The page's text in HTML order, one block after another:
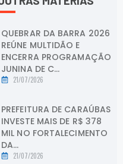
QUEBRAR DA BARRA 2026
REÚNE MULTIDÃO E
ENCERRA PROGRAMAÇÃO
JUNINA DE C...
21/07/2026
PREFEITURA DE CARAÚBAS
INVESTE MAIS DE R$ 378
MIL NO FORTALECIMENTO
DA...
21/07/2026